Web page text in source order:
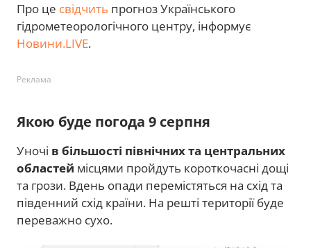
Про це свідчить прогноз Українського
гідрометеорологічного центру, інформує
Новини.LIVE.
Реклама
Якою буде погода 9 серпня
Уночі в більшості північних та центральних
областей місцями пройдуть короткочасні дощі
та грози. Вдень опади перемістяться на схід та
південний схід країни. На решті території буде
переважно сухо.